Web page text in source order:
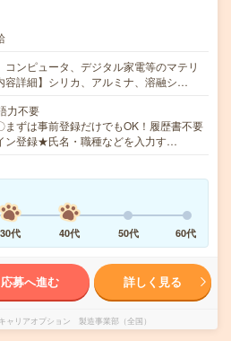
コンピュータ、デジタル家電等のマテリ
容詳細】シリカ、アルミナ、溶融シ…
力不要
ずは事前登録だけでもOK！履歴書不要
ン登録★氏名・職種などを入力す…
30代 40代 50代 60代
応募へ進む 詳しく見る
ャリアオプション 製造事業部（全国）